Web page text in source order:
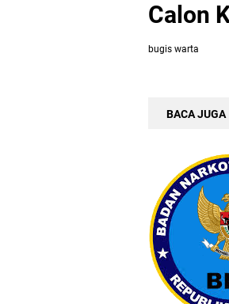
Calon
bugis warta
BACA JUGA